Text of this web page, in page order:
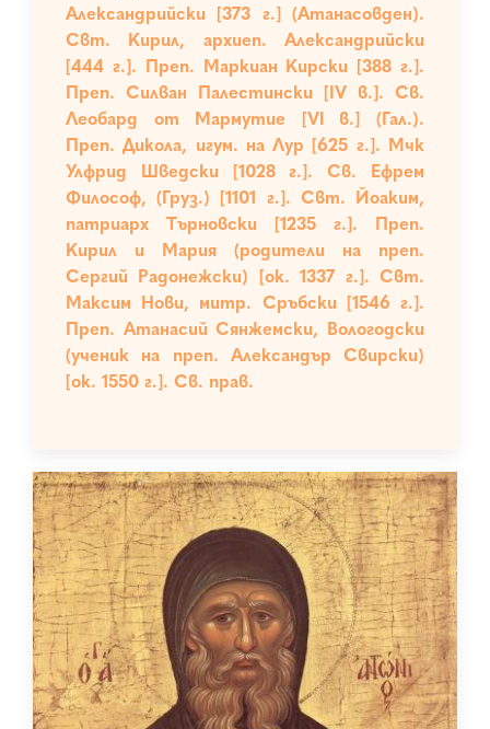
Александрийски [373 г.] (Атанасовден).
Свт. Кирил, архиеп. Александрийски
[444 г.]. Преп. Маркиан Кирски [388 г.].
Преп. Силван Палестински [IV в.]. Св.
Леобард от Мармутие [VІ в.] (Гал.).
Преп. Дикола, игум. на Лур [625 г.]. Мчк
Улфрид Шведски [1028 г.]. Св. Ефрем
Философ, (Груз.) [1101 г.]. Свт. Йоаким,
патриарх Търновски [1235 г.]. Преп.
Кирил и Мария (родители на преп.
Сергий Радонежски) [ок. 1337 г.]. Свт.
Максим Нови, митр. Сръбски [1546 г.].
Преп. Атанасий Сянжемски, Вологодски
(ученик на преп. Александър Свирски)
[ок. 1550 г.]. Св. прав.